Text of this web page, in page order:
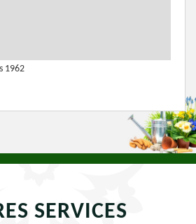
1962
SERVICES